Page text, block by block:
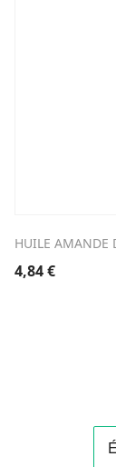
HUILE AMANDE
4,84€